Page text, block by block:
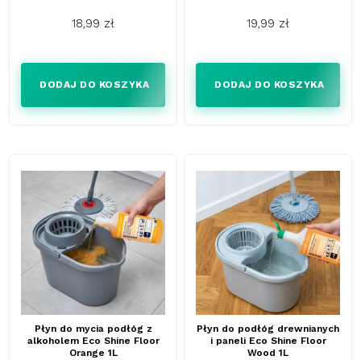
18,99 zł
DODAJ DO KOSZYKA
19,99 zł
DODAJ DO KOSZYKA
Płyn do mycia podłóg z
alkoholem Eco Shine Floor
Orange 1L
Płyn do podłóg drewnianych
i paneli Eco Shine Floor
Wood 1L